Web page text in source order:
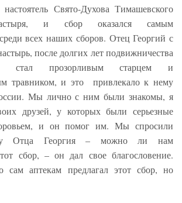
Свято-Духова Тимашевского
и сбор оказался самым
всех наших сборов. Отец Георгий с
после долгих лет подвижничества
стал прозорливым старцем и
травником, и это привлекало к нему
Мы лично с ним были знакомы, я
друзей, у которых были серьезные
и он помог им. Мы спросили
у Отца Георгия – можно ли нам
сбор, – он дал свое благословение.
сам аптекам предлагал этот сбор, но